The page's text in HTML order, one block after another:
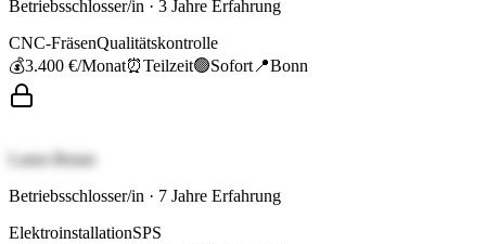
Betriebsschlosser/in · 3 Jahre Erfahrung
CNC-FräsenQualitätskontrolle
💰3.400 €/Monat⏰Teilzeit🟢Sofort 📍Bonn
Laura Braun
Betriebsschlosser/in · 7 Jahre Erfahrung
ElektroinstallationSPS